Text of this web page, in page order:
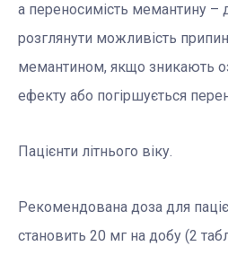
а переносимість мемантину –
розглянути можливість
мемантином, якщо зникають
ефекту або погіршується
Пацієнти літнього віку.
Рекомендована доза для
становить 20 мг на добу (2